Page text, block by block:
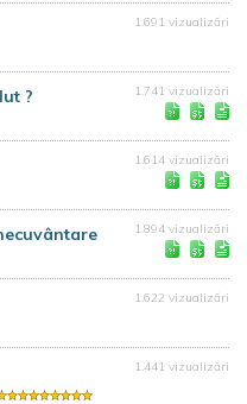
1.691 vizualizări
? 1.741 vizualizări
1.614 vizualizări
1.894 vizualizări
1.622 vizualizări
1.441 vizualizări